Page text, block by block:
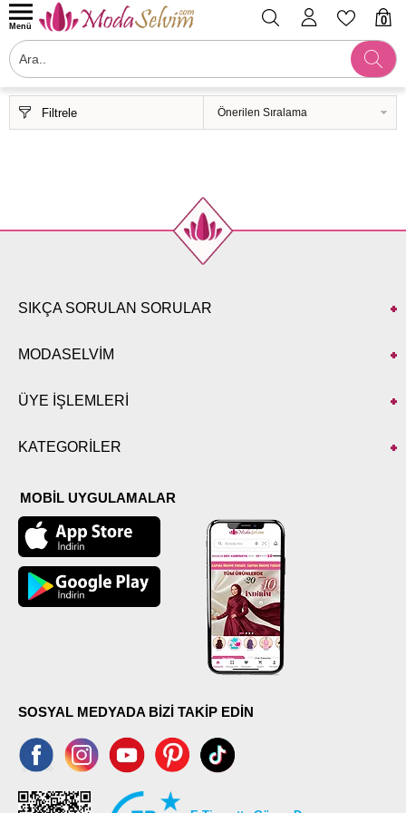
0
Menü
Filtrele
SIKÇA SORULAN SORULAR
MODASELVİM
ÜYE İŞLEMLERİ
KATEGORİLER
MOBİL UYGULAMALAR
SOSYAL MEDYADA BİZİ TAKİP EDİN